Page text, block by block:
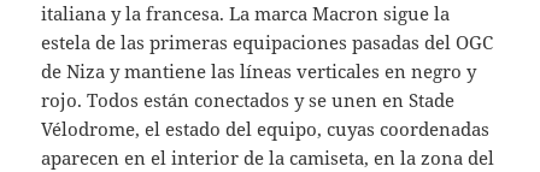
italiana y la francesa. La marca Macron sigue la
estela de las primeras equipaciones pasadas del OGC
de Niza y mantiene las líneas verticales en negro y
rojo. Todos están conectados y se unen en Stade
Vélodrome, el estado del equipo, cuyas coordenadas
aparecen en el interior de la camiseta, en la zona del